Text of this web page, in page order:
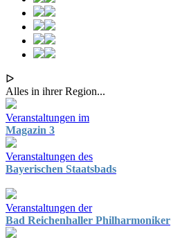
ᐅ
Alles in ihrer Region...
Veranstaltungen im
Magazin 3
Veranstaltungen des
Bayerischen Staatsbads
Veranstaltungen der
Bad Reichenhaller Philharmoniker